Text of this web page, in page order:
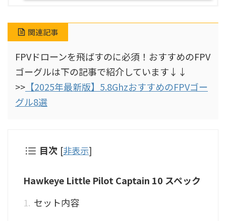
関連記事
FPVドローンを飛ばすのに必須！おすすめのFPV
ゴーグルは下の記事で紹介しています↓↓
>> 【2025年最新版】5.8GhzおすすめのFPVゴー
グル8選
目次 [非表示]
Hawkeye Little Pilot Captain 10 スペック
セット内容